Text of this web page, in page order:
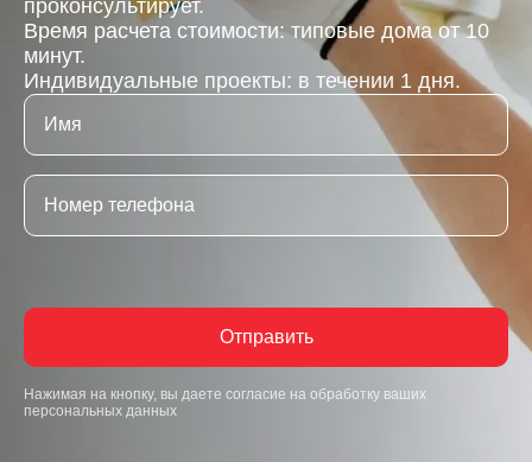
проконсультирует.
Время расчета стоимости: типовые дома от 10
минут.
Индивидуальные проекты: в течении 1 дня.
Отправить
Нажимая на кнопку, вы даете согласие на обработку ваших
персональных данных